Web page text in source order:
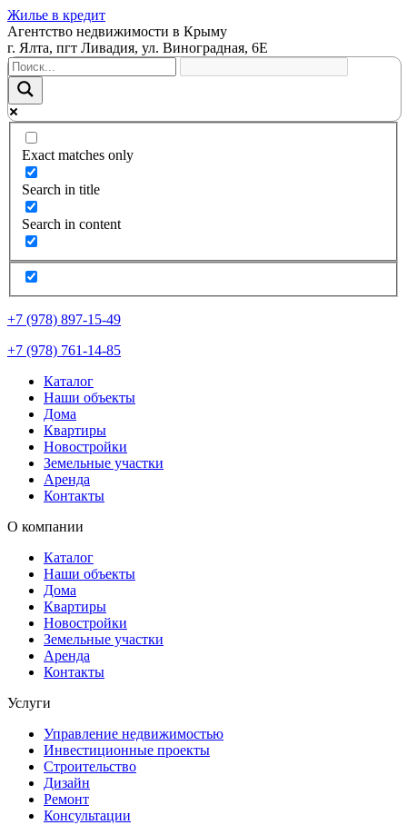
Жилье в кредит
Агентство недвижимости в Крыму
г. Ялта, пгт Ливадия, ул. Виноградная, 6Е
Exact matches only
Search in title
Search in content
+7 (978) 897-15-49
+7 (978) 761-14-85
Каталог
Наши объекты
Дома
Квартиры
Новостройки
Земельные участки
Аренда
Контакты
О компании
Каталог
Наши объекты
Дома
Квартиры
Новостройки
Земельные участки
Аренда
Контакты
Услуги
Управление недвижимостью
Инвестиционные проекты
Строительство
Дизайн
Ремонт
Консультации